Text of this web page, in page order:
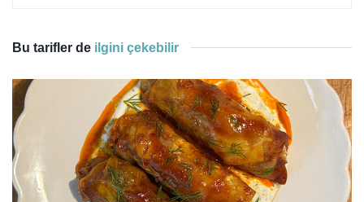
Bu tarifler de ilgini çekebilir